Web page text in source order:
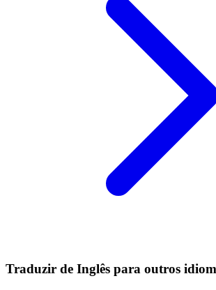
Traduzir de Inglês para outros